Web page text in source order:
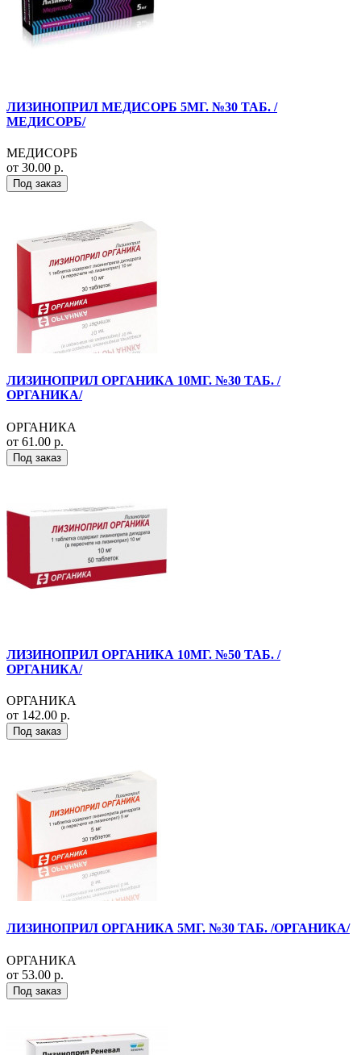
ЛИЗИНОПРИЛ МЕДИСОРБ 5МГ. №30 ТАБ. /
МЕДИСОРБ/
МЕДИСОРБ
от 30.00 р.
Под заказ
ЛИЗИНОПРИЛ ОРГАНИКА 10МГ. №30 ТАБ. /
ОРГАНИКА/
ОРГАНИКА
от 61.00 р.
Под заказ
ЛИЗИНОПРИЛ ОРГАНИКА 10МГ. №50 ТАБ. /
ОРГАНИКА/
ОРГАНИКА
от 142.00 р.
Под заказ
ЛИЗИНОПРИЛ ОРГАНИКА 5МГ. №30 ТАБ. /ОРГАНИКА/
ОРГАНИКА
от 53.00 р.
Под заказ